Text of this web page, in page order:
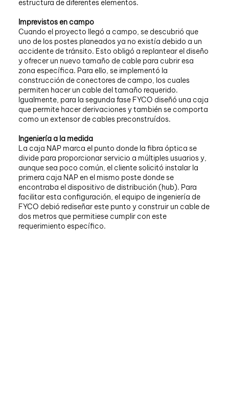
estructura de diferentes elementos.
Imprevistos en campo
Cuando el proyecto llegó a campo, se descubrió que
uno de los postes planeados ya no existía debido a un
accidente de tránsito. Esto obligó a replantear el diseño
y ofrecer un nuevo tamaño de cable para cubrir esa
zona específica. Para ello, se implementó la
construcción de conectores de campo, los cuales
permiten hacer un cable del tamaño requerido.
Igualmente, para la segunda fase FYCO diseñó una caja
que permite hacer derivaciones y también se comporta
como un extensor de cables preconstruídos.
Ingeniería a la medida
La caja NAP marca el punto donde la fibra óptica se
divide para proporcionar servicio a múltiples usuarios y,
aunque sea poco común, el cliente solicitó instalar la
primera caja NAP en el mismo poste donde se
encontraba el dispositivo de distribución (hub). Para
facilitar esta configuración, el equipo de ingeniería de
FYCO debió rediseñar este punto y construir un cable de
dos metros que permitiese cumplir con este
requerimiento específico.